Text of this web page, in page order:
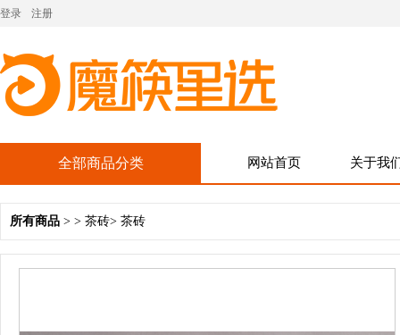
登录 注册
全部商品分类 网站首页 关于我
所有商品 > > 茶砖> 茶砖